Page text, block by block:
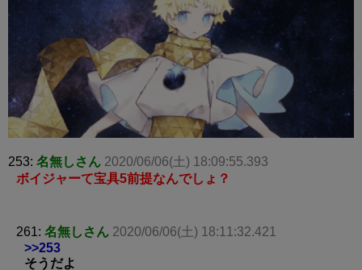
253: 名無しさん 2020/06/06(土) 18:09:55.393
ボイジャーて宝具5前提なんでしょ？
261: 名無しさん 2020/06/06(土) 18:11:32.421
>>253
そうだよ